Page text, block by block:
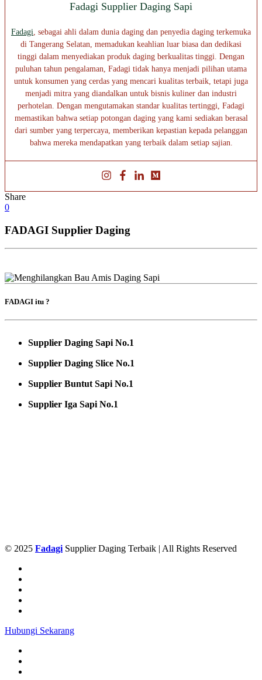
Fadagi Supplier Daging Sapi
Fadagi, sebagai ahli dalam dunia daging dan penyedia daging terkemuka
di Tangerang Selatan, memadukan keahlian luar biasa dan dedikasi
tinggi dalam menyediakan produk daging berkualitas tinggi. Dengan
puluhan tahun pengalaman, Fadagi tidak hanya menjadi pilihan utama
untuk konsumen yang cerdas yang mencari kualitas terbaik, tetapi juga
menjadi mitra yang diandalkan untuk bisnis kuliner dan industri
perhotelan. Dengan mengutamakan standar kualitas tertinggi, Fadagi
memastikan bahwa setiap potongan daging yang kami sediakan berasal
dari sumber yang terpercaya, memberikan kepastian kepada pelanggan
bahwa mereka mendapatkan yang terbaik dalam setiap sajian.
Share
0
FADAGI Supplier Daging
FADAGI itu ?
Supplier Daging Sapi No.1
Supplier Daging Slice No.1
Supplier Buntut Sapi No.1
Supplier Iga Sapi No.1
© 2025 Fadagi Supplier Daging Terbaik | All Rights Reserved
Hubungi Sekarang